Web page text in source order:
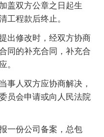
盖双方公章之日起生
工程款后终止。
出修改时，经双方协商
同的补充合同，补充合
。
事人双方应协商解决，
员会申请或向人民法院
一份公司备案，总包